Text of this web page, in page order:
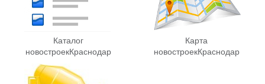
Каталог
новостроекКраснодар
Карта
новостроекКраснодар